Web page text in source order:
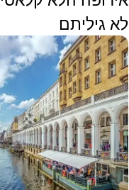
לא גיליתם